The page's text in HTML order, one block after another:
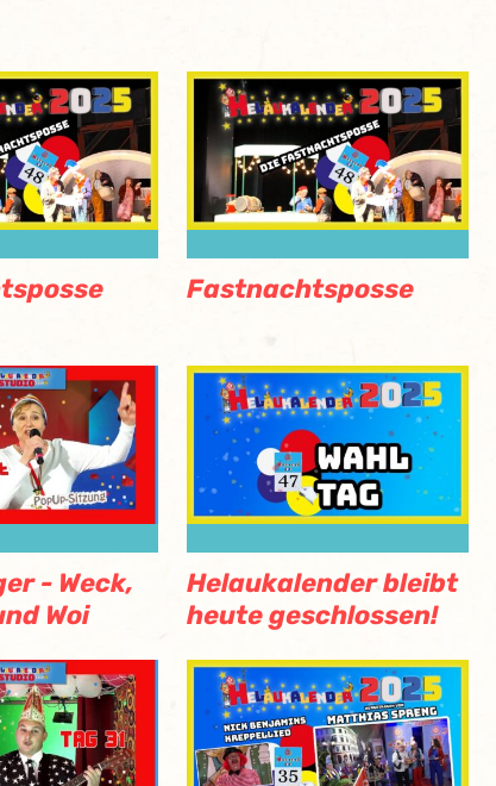
Fastnachtsposse
- Weck,
Woi
Helaukalender bleibt
heute geschlossen!